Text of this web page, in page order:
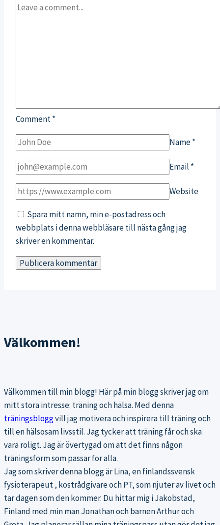
Comment*
Name*
Email *
Website
Spara mitt namn, min e-postadress och
webbplats i denna webbläsare till nästa gång jag
skriver en kommentar.
Välkommen!
Välkommen till min blogg! Här på min blogg skriver jag om
mitt stora intresse: träning och hälsa. Med denna
träningsbloggvill jag motivera och inspirera till träning och
till en hälsosam livsstil. Jag tycker att träning får och ska
vara roligt. Jag är övertygad om att det finns någon
träningsform som passar för alla.
Jag som skriver denna blogg är Lina, en finlandssvensk
fysioterapeut , kostrådgivare och PT, som njuter av livet och
tar dagen som den kommer. Du hittar mig i Jakobstad,
Finland med min man Jonathan och barnen Arthur och